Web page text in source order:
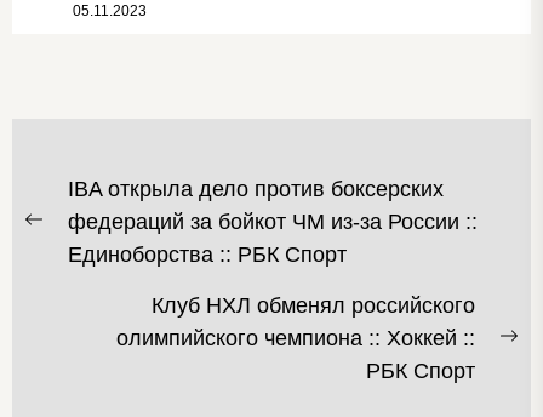
05.11.2023
НАВИГАЦИЯ
ПО
ЗАПИСЯМ
Предыдущая
запись:
IBA открыла дело против боксерских
федераций за бойкот ЧМ из-за России ::
Единоборства :: РБК Спорт
Клуб НХЛ обменял российского
олимпийского чемпиона :: Хоккей ::
РБК Спорт